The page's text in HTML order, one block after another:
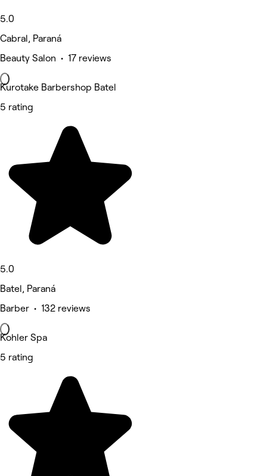
5.0
Cabral, Paraná
Beauty Salon • 17 reviews
Kurotake Barbershop Batel
5 rating
5.0
Batel, Paraná
Barber • 132 reviews
Kohler Spa
5 rating